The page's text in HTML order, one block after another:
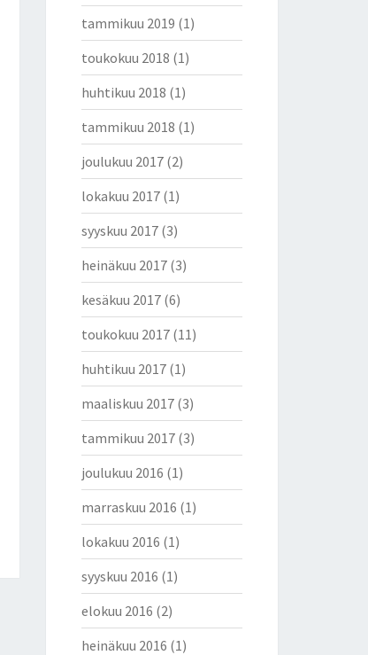
tammikuu 2019 (1)
toukokuu 2018 (1)
huhtikuu 2018 (1)
tammikuu 2018 (1)
joulukuu 2017(2)
lokakuu 2017(1)
syyskuu 2017(3)
heinäkuu 2017(3)
kesäkuu 2017(6)
toukokuu 2017(11)
huhtikuu 2017(1)
maaliskuu 2017(3)
tammikuu 2017(3)
joulukuu 2016 (1)
marraskuu 2016 (1)
lokakuu 2016 (1)
syyskuu 2016 (1)
elokuu 2016 (2)
heinäkuu 2016 (1)